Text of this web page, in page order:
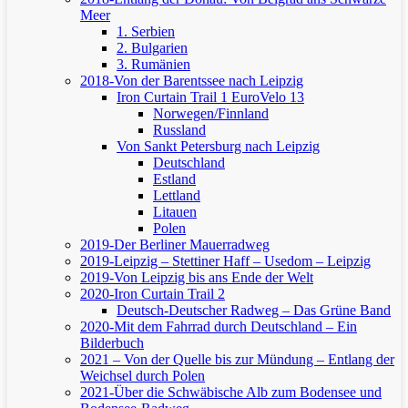
Meer
1. Serbien
2. Bulgarien
3. Rumänien
2018-Von der Barentssee nach Leipzig
Iron Curtain Trail 1 EuroVelo 13
Norwegen/Finnland
Russland
Von Sankt Petersburg nach Leipzig
Deutschland
Estland
Lettland
Litauen
Polen
2019-Der Berliner Mauerradweg
2019-Leipzig – Stettiner Haff – Usedom – Leipzig
2019-Von Leipzig bis ans Ende der Welt
2020-Iron Curtain Trail 2
Deutsch-Deutscher Radweg – Das Grüne Band
2020-Mit dem Fahrrad durch Deutschland – Ein
Bilderbuch
2021 – Von der Quelle bis zur Mündung – Entlang der
Weichsel durch Polen
2021-Über die Schwäbische Alb zum Bodensee und